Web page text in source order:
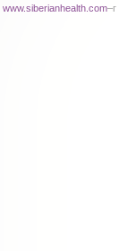
www.siberianhealth.com